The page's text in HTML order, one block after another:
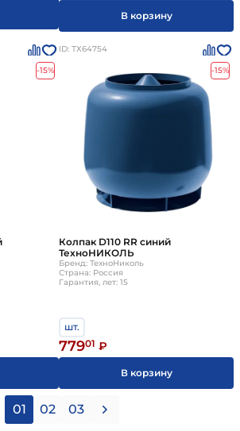
В корзину
-15%
ID: ТХ64754
-15%
Колпак D110 RR синий
ТехноНИКОЛЬ
Бренд: ТехноНиколь
Страна: Россия
Гарантия, лет: 15
шт.
77901 ₽
В корзину
01 02 03